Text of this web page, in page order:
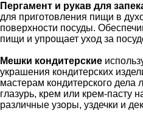
Пергамент и рукав для
для приготовления пищи в
поверхности посуды.
пищи и упрощает уход за
Мешки кондитерские
украшения кондитерских
мастерам кондитерского дела
глазурь, крем или крем-пасту
различные узоры, уздечки и